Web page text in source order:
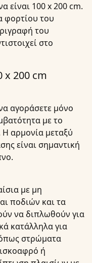
είναι 100 x 200 cm.
φορτίου του
του
στο
x 200 cm
αγοράσετε μόνο
με το
αρμονία μεταξύ
είναι σημαντική
με μη
ποδιών και τα
να διπλωθούν για
κατάλληλα για
στρώματα
ή